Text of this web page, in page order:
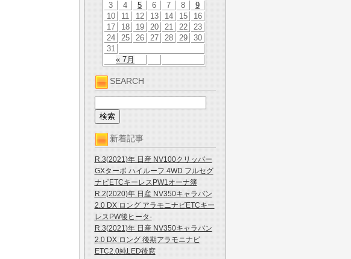
« 7月
3
4 5 6 7 8
9
10
11 12 13 14 15
16
17
18 19 20 21 22
23
24
25 26 27 28 29
30
31
SEARCH
新着記事
R.3(2021)年 日産 NV100クリッパー
GXターボ ハイルーフ 4WD フルセグ
ナビETCキーレスPW1オーナ簿
R.2(2020)年 日産 NV350キャラバン
2.0 DX ロング アラモニナビETCキー
レスPW後ヒータ-
R.3(2021)年 日産 NV350キャラバン
2.0 DX ロング 後期アラモニナビ
ETC2.0純LED後窓